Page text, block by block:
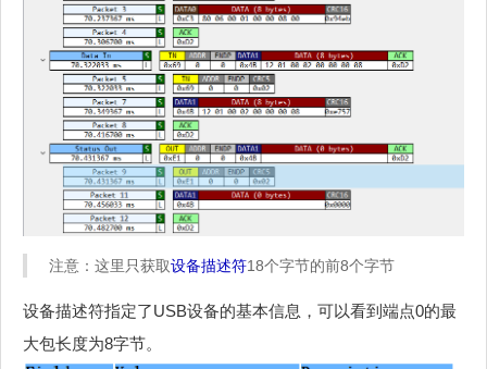
注意：这里只获取设备描述符18个字节的前8个字节
设备描述符指定了USB设备的基本信息，可以看到端点0的最
大包长度为8字节。